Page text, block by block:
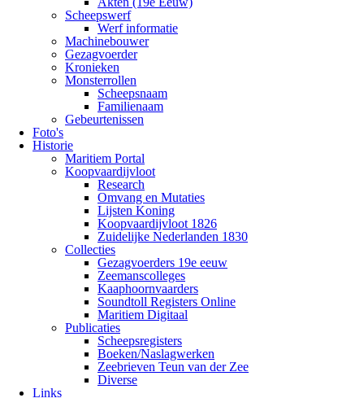
Scheepswerf
Werf informatie
Machinebouwer
Gezagvoerder
Kronieken
Monsterrollen
Scheepsnaam
Familienaam
Gebeurtenissen
Foto's
Historie
Maritiem Portal
Koopvaardijvloot
Research
Omvang en Mutaties
Lijsten Koning
Koopvaardijvloot 1826
Zuidelijke Nederlanden 1830
Collecties
Gezagvoerders 19e eeuw
Zeemanscolleges
Kaaphoornvaarders
Soundtoll Registers Online
Maritiem Digitaal
Publicaties
Scheepsregisters
Boeken/Naslagwerken
Zeebrieven Teun van der Zee
Diverse
Links